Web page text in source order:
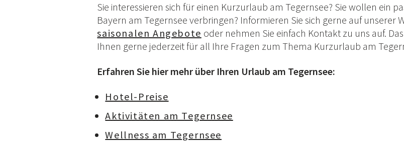
Sie interessieren sich für einen Kurzurlaub am Tegernsee? Sie wollen ein
Bayern am Tegernsee verbringen? Informieren Sie sich gerne auf unserer
saisonalen Angebote oder nehmen Sie einfach Kontakt zu uns auf.
Ihnen gerne jederzeit für all Ihre Fragen zum Thema Kurzurlaub am
Erfahren Sie hier mehr über Ihren Urlaub am Tegernsee:
Hotel-Preise
Aktivitäten am Tegernsee
Wellness am Tegernsee